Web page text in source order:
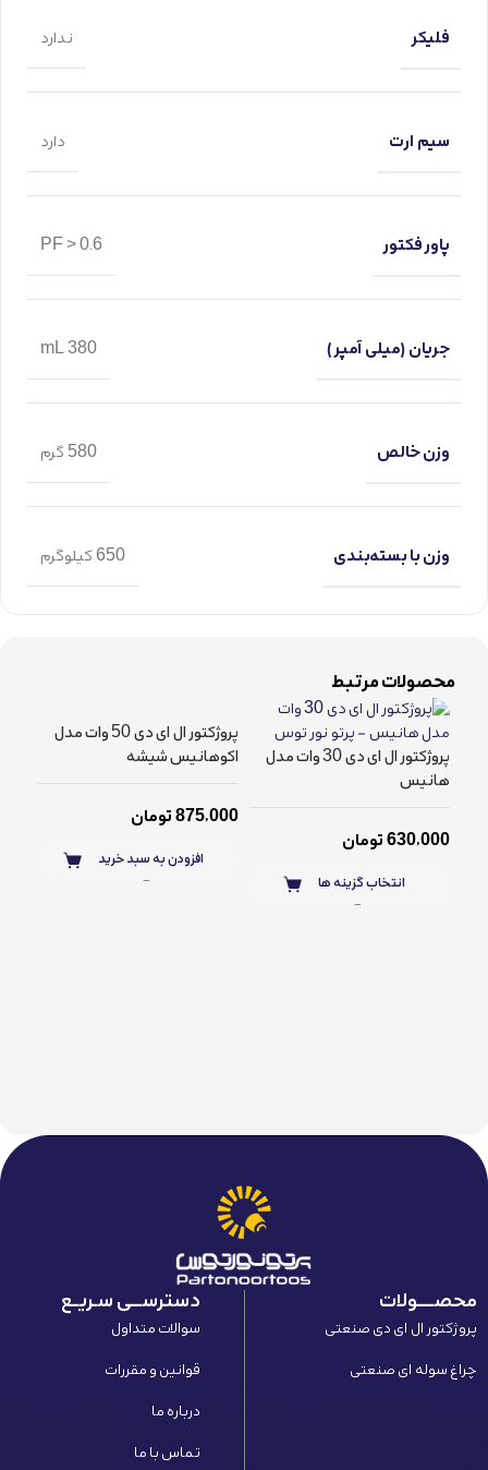
فلیکر ندارد
سیم ارت دارد
پاور فکتور PF > 0.6
جریان (میلی آمپر) 380 mL
وزن خالص 580 گرم
وزن با بسته‌بندی 650 کیلوگرم
محصولات مرتبط
پروژکتور ال ای دی 30 وات مدل
هانیس
630,000تومان
انتخاب گزینه ها
پروژکتور ال ای دی 50 وات مدل
اکوهانیس شیشه
875,000تومان
افزودن به سبد خرید
محصـــــولات
پروژکتور ال ای دی صنعتی
چراغ سوله ای صنعتی
دسترســـی سـریــع
سوالات متداول
قوانین و مقررات
درباره ما
تماس با ما